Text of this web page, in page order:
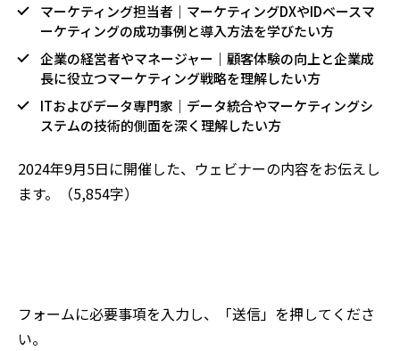
マーケティング担当者｜マーケティングDXやIDベースマ
ーケティングの成功事例と導入方法を学びたい方
企業の経営者やマネージャー｜顧客体験の向上と企業成
長に役立つマーケティング戦略を理解したい方
ITおよびデータ専門家｜データ統合やマーケティングシ
ステムの技術的側面を深く理解したい方
2024年9月5日に開催した、ウェビナーの内容をお伝えし
ます。（5,854字）
フォームに必要事項を入力し、「送信」を押してくださ
い。